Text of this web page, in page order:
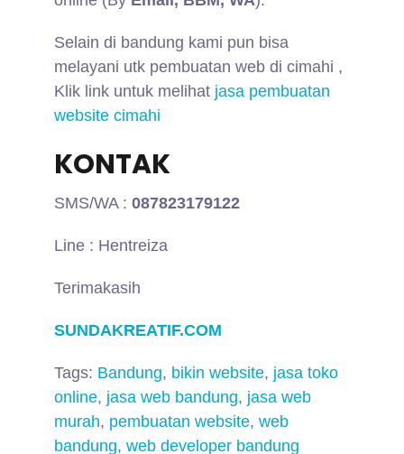
Selain di bandung kami pun bisa
melayani utk pembuatan web di cimahi ,
Klik link untuk melihat jasa pembuatan
website cimahi
KONTAK
SMS/WA : 087823179122
Line : Hentreiza
Terimakasih
SUNDAKREATIF.COM
Tags: Bandung, bikin website, jasa toko
online, jasa web bandung, jasa web
murah, pembuatan website, web
bandung, web developer bandung